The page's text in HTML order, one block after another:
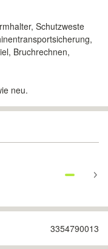
Schutzweste
Bruchrechnen,
neu.
3354790013